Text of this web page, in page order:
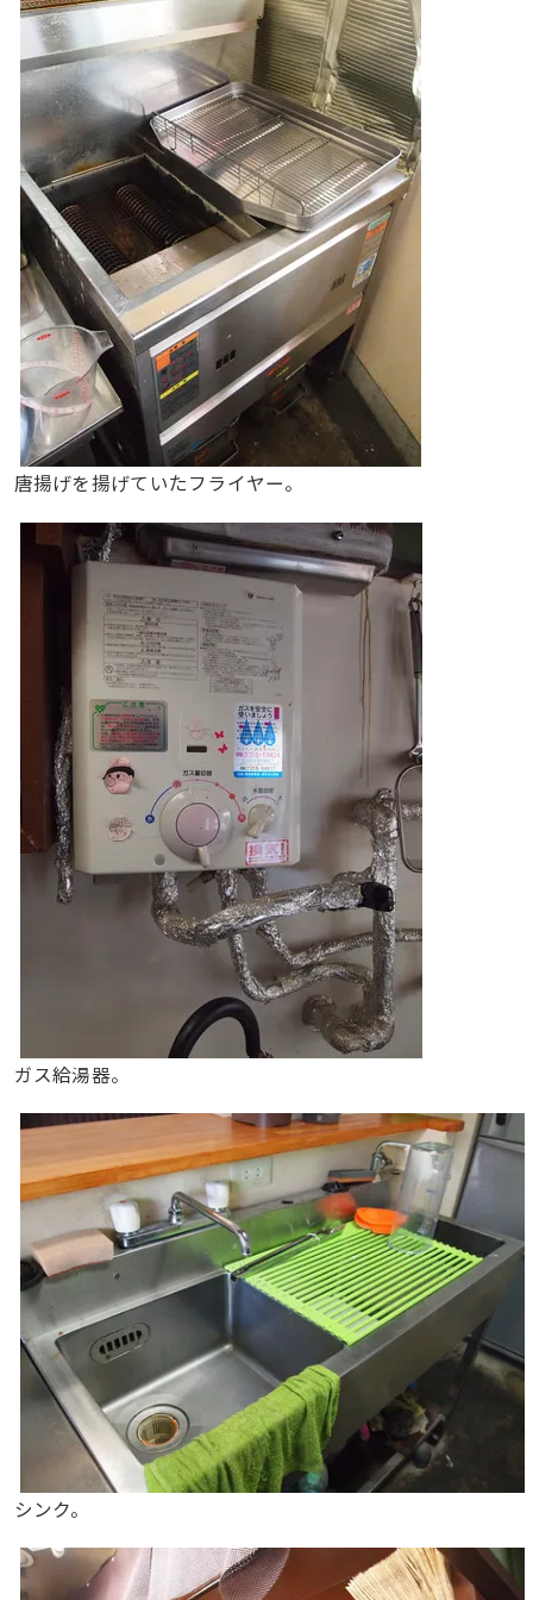
唐揚げを揚げていたフライヤー。
ガス給湯器。
シンク。